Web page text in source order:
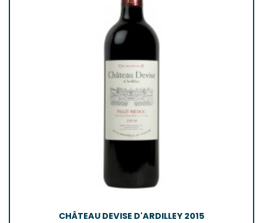
CHÂTEAU DEVISE D'ARDILLEY 2015